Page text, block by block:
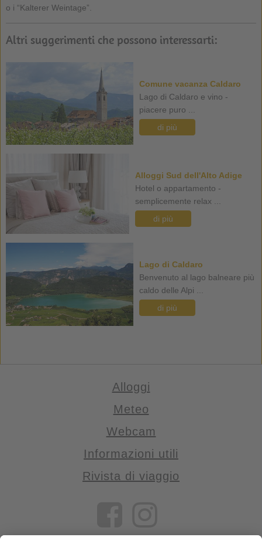
o i “Kalterer Weintage”.
Altri suggerimenti che possono interessarti:
Comune vacanza Caldaro
Lago di Caldaro e vino -
piacere puro ...
di più
Alloggi Sud dell'Alto Adige
Hotel o appartamento -
semplicemente relax ...
di più
Lago di Caldaro
Benvenuto al lago balneare più
caldo delle Alpi ...
di più
Alloggi
Meteo
Webcam
Informazioni utili
Rivista di viaggio